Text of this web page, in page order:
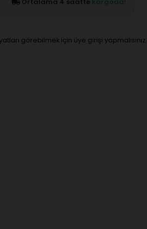
görebilmek için üye girişi yapmalısınız.